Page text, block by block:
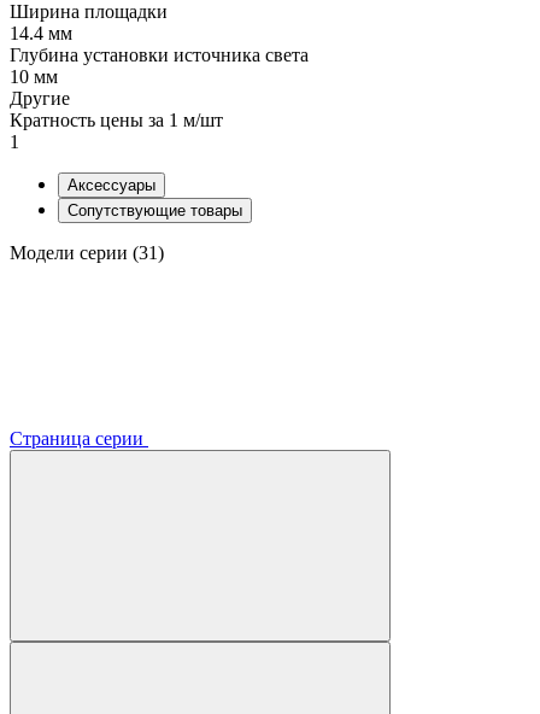
Ширина площадки
14.4 мм
Глубина установки источника света
10 мм
Другие
Кратность цены за 1 м/шт
1
Аксессуары
Сопутствующие товары
Модели серии (31)
Страница серии